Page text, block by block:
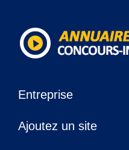
Entreprise
Ajoutez un site